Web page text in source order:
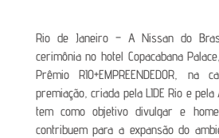
Rio de Janeiro – A Nissan do
cerimônia no hotel Copacabana
Prêmio RIO+EMPREENDEDOR, na
premiação, criada pela LIDE Rio e pela
tem como objetivo divulgar e
contribuem para a expansão do